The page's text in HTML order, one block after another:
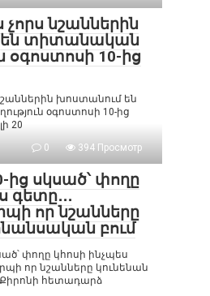
նշաններին
տիտանական
օգոստոսի 10-ից
խոստանում են
օգոստոսի 10-ից
20
0 394 Просмотр
ից սկսած՝ փողը
գետը․․․
որ նշանները
բում
փողը կհոսի ինչպես
որ նշանները կունենան
հետադարձ